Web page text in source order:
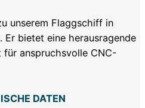
unserem Flaggschiff in
Er bietet eine herausragende
anspruchsvolle CNC-
DATEN